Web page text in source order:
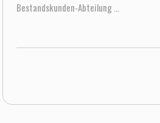
Bestandskunden-Abteilung ...